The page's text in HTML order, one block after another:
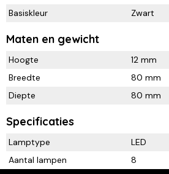
Basiskleur Zwart
Maten en gewicht
Hoogte
12 mm
Breedte
80 mm
Diepte
80 mm
Specificaties
Lamptype
LED
Aantal lampen
8